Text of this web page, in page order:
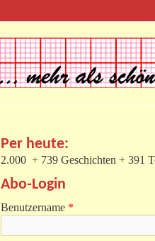
Per heute:
2.000 + 739 Geschichten + 391
Abo-Login
Benutzername *